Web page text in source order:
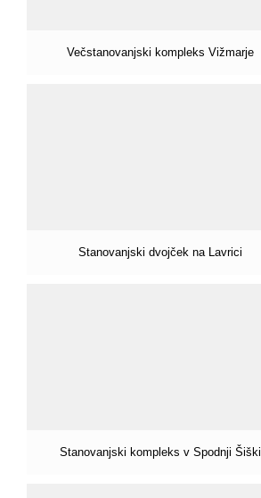
Večstanovanjski kompleks Vižmarje
Stanovanjski dvojček na Lavrici
Stanovanjski kompleks v Spodnji Šiški